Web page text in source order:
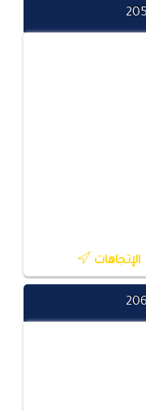
الإتجاهات